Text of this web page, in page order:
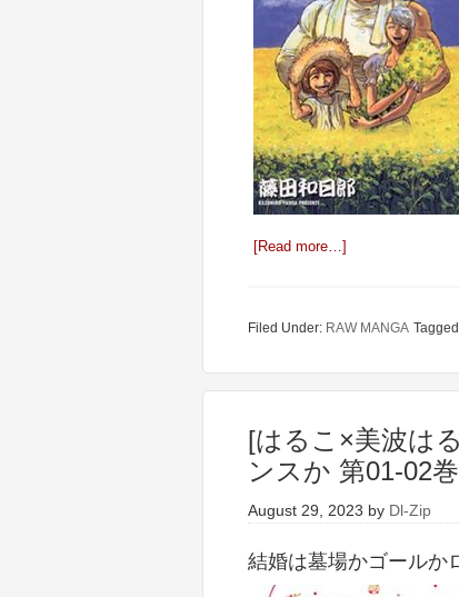
[Read more…]
Filed Under: RAW MANGA
[はるこ×美波は
ンスか 第01-02巻
August 29, 2023 by Dl-Zip
結婚は墓場かゴールか